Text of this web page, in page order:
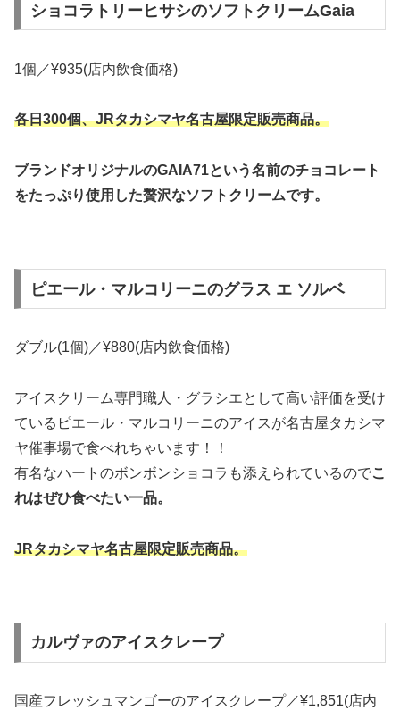
ショコラトリーヒサシのソフトクリームGaia
1個／¥935(店内飲食価格)
各日300個、JRタカシマヤ名古屋限定販売商品。
ブランドオリジナルのGAIA71という名前のチョコレート
をたっぷり使用した贅沢なソフトクリームです。
ピエール・マルコリーニのグラス エ ソルベ
ダブル(1個)／¥880(店内飲食価格)
アイスクリーム専門職人・グラシエとして高い評価を受け
ているピエール・マルコリーニのアイスが名古屋タカシマ
ヤ催事場で食べれちゃいます！！
有名なハートのボンボンショコラも添えられているのでこ
れはぜひ食べたい一品。
JRタカシマヤ名古屋限定販売商品。
カルヴァのアイスクレープ
国産フレッシュマンゴーのアイスクレープ／¥1,851(店内